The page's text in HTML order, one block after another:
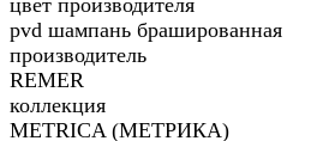
цвет производителя
pvd шампань брашированная
производитель
REMER
коллекция
METRICA (МЕТРИКА)